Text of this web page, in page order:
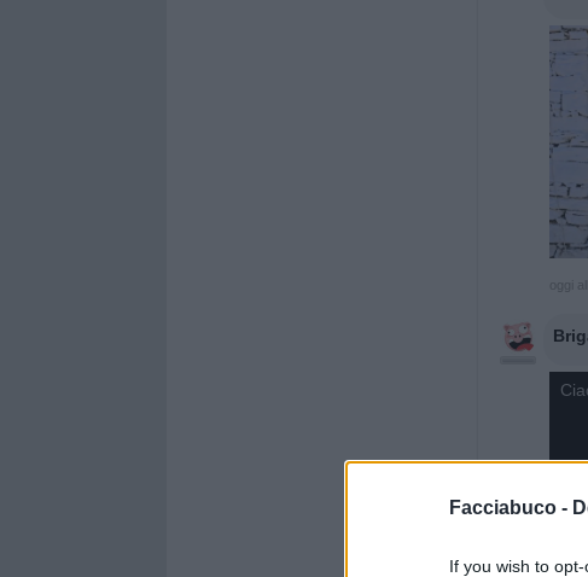
Facciabuco -
If you wish to
oggi